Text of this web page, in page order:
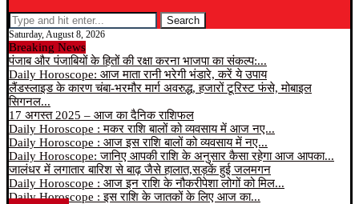
Search
Saturday, August 8, 2026
Breaking News
पंजाब और पंजाबियों के हितों की रक्षा करना भाजपा का संकल्प:...
Daily Horoscope: आज माता रानी भरेगी भंडारे, करें ये उपाय
लैंडस्लाइड के कारण चंबा-भरमौर मार्ग अवरुद्ध, हजारों टूरिस्ट फंसे, मोबाइल
सिगनल...
17 अगस्त 2025 – आज का दैनिक राशिफल
Daily Horoscope : मकर राशि बालों को व्यवसाय में आज नए...
Daily Horoscope : आज इस राशि बालों को व्यवसाय में नए...
Daily Horoscope: जानिए आपकी राशि के अनुसार कैसा रहेगा आज आपका...
जालंधर में लगातार बारिश से बाढ़ जैसे हालात,सड़कें हुई जलमगन
Daily Horoscope : आज इन राशि के नौकरीपेशा लोगों को मिल...
Daily Horoscope : इस राशि के जातकों के लिए आज का...